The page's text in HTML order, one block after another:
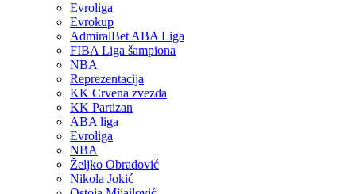
Evroliga
Evrokup
AdmiralBet ABA Liga
FIBA Liga šampiona
NBA
Reprezentacija
KK Crvena zvezda
KK Partizan
ABA liga
Evroliga
NBA
Željko Obradović
Nikola Jokić